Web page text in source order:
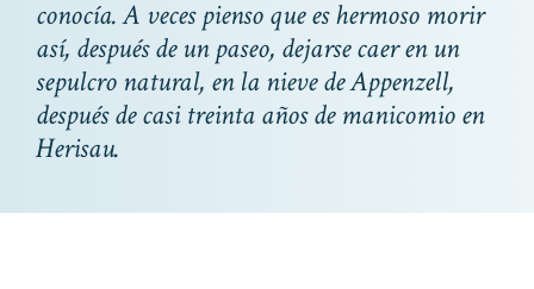
conocía. A veces pienso que es hermoso morir
así, después de un paseo, dejarse caer en un
sepulcro natural, en la nieve de Appenzell,
después de casi treinta años de manicomio en
Herisau.